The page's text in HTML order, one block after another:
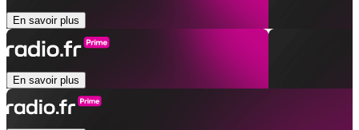
En savoir plus
En savoir plus